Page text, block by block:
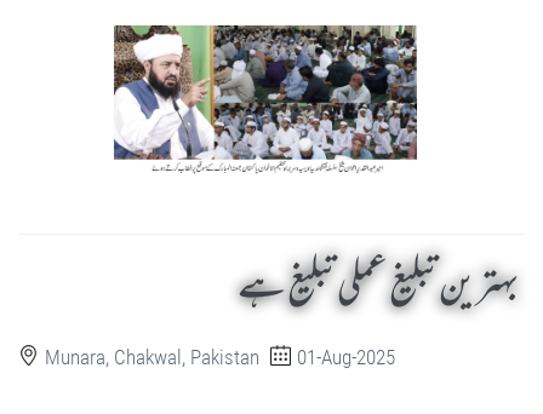
بہترین تبلیغ عملی تبلیغ ہے
Munara, Chakwal, Pakistan 01-Aug-2025